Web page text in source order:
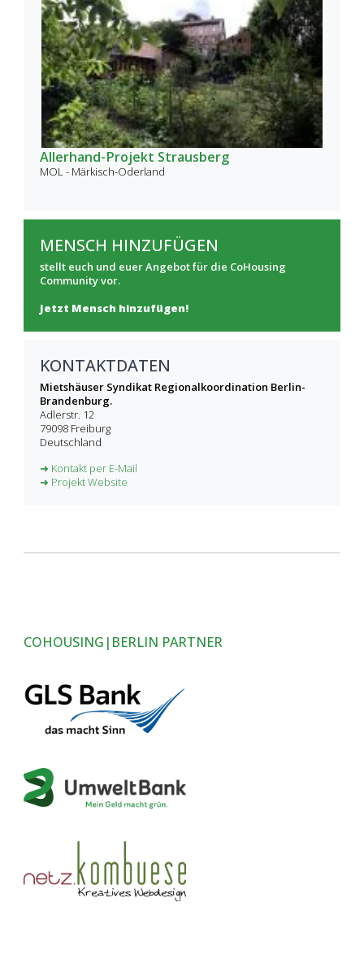
Allerhand-Projekt Strausberg
MOL - Märkisch-Oderland
MENSCH HINZUFÜGEN
stellt euch und euer Angebot für die CoHousing
Community vor.
Jetzt Mensch hinzufügen!
KONTAKTDATEN
Mietshäuser Syndikat Regionalkoordination Berlin-
Brandenburg.
Adlerstr. 12
79098 Freiburg
Deutschland
➜ Kontakt per E-Mail
➜ Projekt Website
COHOUSING|BERLIN PARTNER